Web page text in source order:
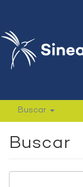
Buscar
Buscar